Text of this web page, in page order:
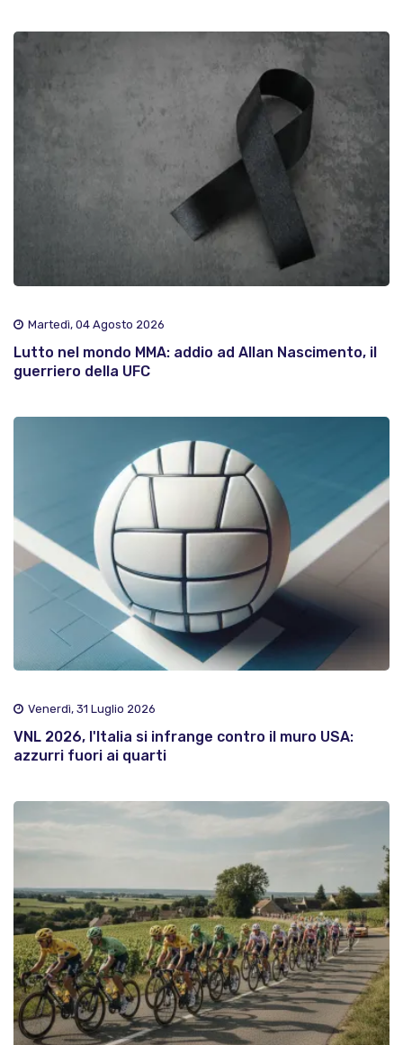
Martedì, 04 Agosto 2026
Lutto nel mondo MMA: addio ad Allan Nascimento, il
guerriero della UFC
Venerdì, 31 Luglio 2026
VNL 2026, l'Italia si infrange contro il muro USA:
azzurri fuori ai quarti